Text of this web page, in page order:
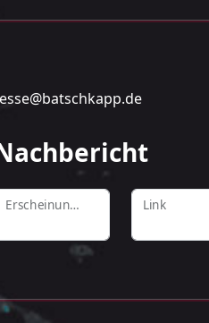
Erscheinungstermin Link